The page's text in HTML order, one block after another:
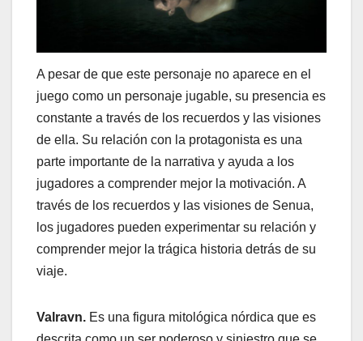
A pesar de que este personaje no aparece en el
juego como un personaje jugable, su presencia es
constante a través de los recuerdos y las visiones
de ella. Su relación con la protagonista es una
parte importante de la narrativa y ayuda a los
jugadores a comprender mejor la motivación. A
través de los recuerdos y las visiones de Senua,
los jugadores pueden experimentar su relación y
comprender mejor la trágica historia detrás de su
viaje.
Valravn. Es una figura mitológica nórdica que es